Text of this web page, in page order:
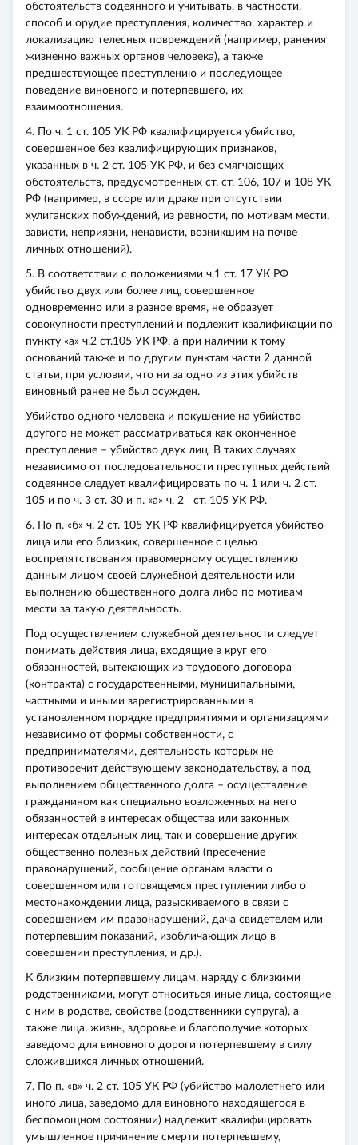
обстоятельств содеянного и учитывать, в частности,
способ и орудие преступления, количество, характер и
локализацию телесных повреждений (например, ранения
жизненно важных органов человека), а также
предшествующее преступлению и последующее
поведение виновного и потерпевшего, их
взаимоотношения.
4. По ч. 1 ст. 105 УК РФ квалифицируется убийство,
совершенное без квалифицирующих признаков,
указанных в ч. 2 ст. 105 УК РФ, и без смягчающих
обстоятельств, предусмотренных ст. ст. 106, 107 и 108 УК
РФ (например, в ссоре или драке при отсутствии
хулиганских побуждений, из ревности, по мотивам мести,
зависти, неприязни, ненависти, возникшим на почве
личных отношений).
5. В соответствии с положениями ч.1 ст. 17 УК РФ
убийство двух или более лиц, совершенное
одновременно или в разное время, не образует
совокупности преступлений и подлежит квалификации по
пункту «а» ч.2 ст.105 УК РФ, а при наличии к тому
оснований также и по другим пунктам части 2 данной
статьи, при условии, что ни за одно из этих убийств
виновный ранее не был осужден.
Убийство одного человека и покушение на убийство
другого не может рассматриваться как оконченное
преступление – убийство двух лиц. В таких случаях
независимо от последовательности преступных действий
содеянное следует квалифицировать по ч. 1 или ч. 2 ст.
105 и по ч. 3 ст. 30 и п. «а» ч. 2 ст. 105 УК РФ.
6. По п. «б» ч. 2 ст. 105 УК РФ квалифицируется убийство
лица или его близких, совершенное с целью
воспрепятствования правомерному осуществлению
данным лицом своей служебной деятельности или
выполнению общественного долга либо по мотивам
мести за такую деятельность.
Под осуществлением служебной деятельности следует
понимать действия лица, входящие в круг его
обязанностей, вытекающих из трудового договора
(контракта) с государственными, муниципальными,
частными и иными зарегистрированными в
установленном порядке предприятиями и организациями
независимо от формы собственности, с
предпринимателями, деятельность которых не
противоречит действующему законодательству, а под
выполнением общественного долга – осуществление
гражданином как специально возложенных на него
обязанностей в интересах общества или законных
интересах отдельных лиц, так и совершение других
общественно полезных действий (пресечение
правонарушений, сообщение органам власти о
совершенном или готовящемся преступлении либо о
местонахождении лица, разыскиваемого в связи с
совершением им правонарушений, дача свидетелем или
потерпевшим показаний, изобличающих лицо в
совершении преступления, и др.).
К близким потерпевшему лицам, наряду с близкими
родственниками, могут относиться иные лица, состоящие
с ним в родстве, свойстве (родственники супруга), а
также лица, жизнь, здоровье и благополучие которых
заведомо для виновного дороги потерпевшему в силу
сложившихся личных отношений.
7. По п. «в» ч. 2 ст. 105 УК РФ (убийство малолетнего или
иного лица, заведомо для виновного находящегося в
беспомощном состоянии) надлежит квалифицировать
умышленное причинение смерти потерпевшему,